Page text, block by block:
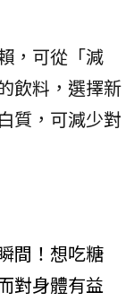
，可從「減
飲料，選擇新
質，可減少對
間！想吃糖
對身體有益